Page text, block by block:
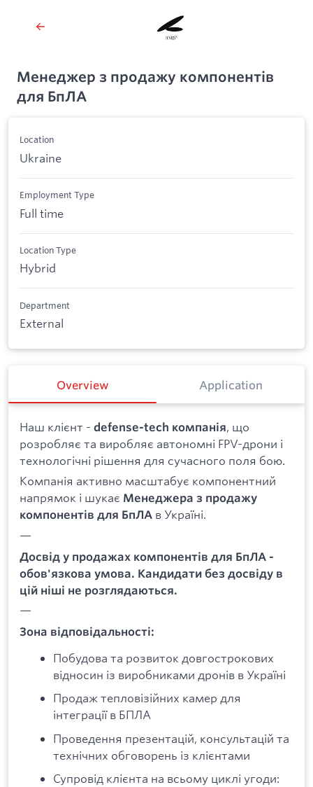
Менеджер з продажу компонентів
для БпЛА
Location
Ukraine
Employment Type
Full time
Location Type
Hybrid
Department
External
Overview Application
Наш клієнт - defense-tech компанія, що
розробляє та виробляє автономні FPV-дрони і
технологічні рішення для сучасного поля бою.
Компанія активно масштабує компонентний
напрямок і шукає Менеджера з продажу
компонентів для БпЛА в Україні.
—
Досвід у продажах компонентів для БпЛА -
обов'язкова умова. Кандидати без досвіду в
цій ніші не розглядаються.
—
Зона відповідальності:
Побудова та розвиток довгострокових
відносин із виробниками дронів в Україні
Продаж тепловізійних камер для
інтеграції в БПЛА
Проведення презентацій, консультацій та
технічних обговорень із клієнтами
Супровід клієнта на всьому циклі угоди: